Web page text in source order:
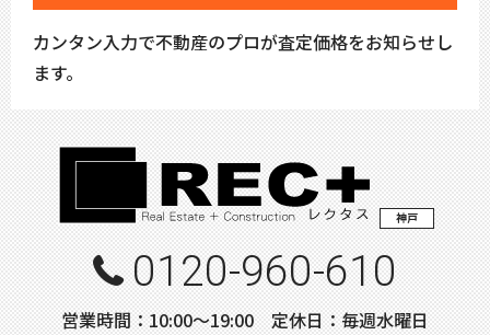
カンタン入力で不動産のプロが査定価格をお知らせし
ます。
神戸
0120-960-610
営業時間：10:00〜19:00 定休日：毎週水曜日